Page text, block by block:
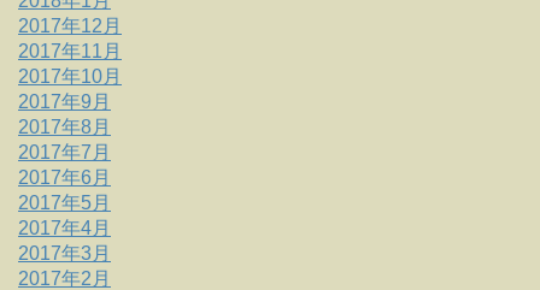
2017年12月
2017年11月
2017年10月
2017年9月
2017年8月
2017年7月
2017年6月
2017年5月
2017年4月
2017年3月
2017年2月